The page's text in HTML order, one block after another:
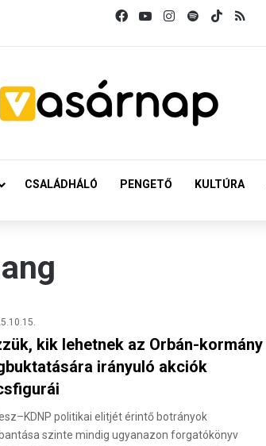
FacebookYouTubeInstagram
SpotifyTikTok
CSALÁDHÁLÓ PENGETŐ KULTÚRA
kik lehetnek az Orbán-kormány
irányuló akciók
politikai elitjét érintő botrányok
szinte mindig ugyanazon forgatókönyv